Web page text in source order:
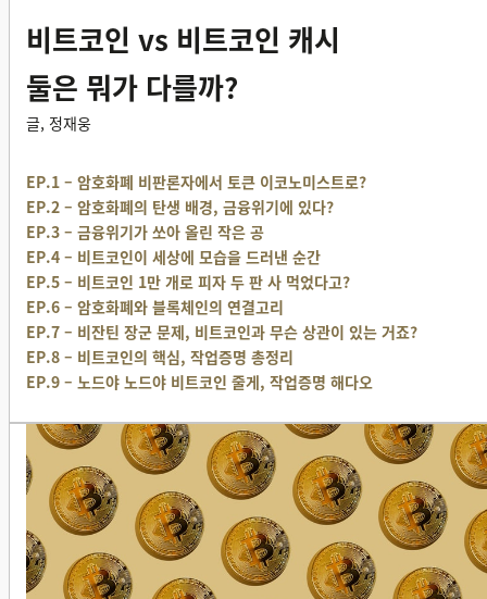
비트코인 vs 비트코인 캐시
둘은 뭐가 다를까?
글, 정재웅
EP.1 – 암호화폐 비판론자에서 토큰 이코노미스트로?
EP.2 – 암호화폐의 탄생 배경, 금융위기에 있다?
EP.3 – 금융위기가 쏘아 올린 작은 공
EP.4 – 비트코인이 세상에 모습을 드러낸 순간
EP.5 – 비트코인 1만 개로 피자 두 판 사 먹었다고?
EP.6 – 암호화폐와 블록체인의 연결고리
EP.7 – 비잔틴 장군 문제, 비트코인과 무슨 상관이 있는 거죠?
EP.8 – 비트코인의 핵심, 작업증명 총정리
EP.9 – 노드야 노드야 비트코인 줄게, 작업증명 해다오